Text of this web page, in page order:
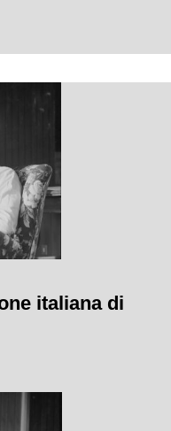
italiana di